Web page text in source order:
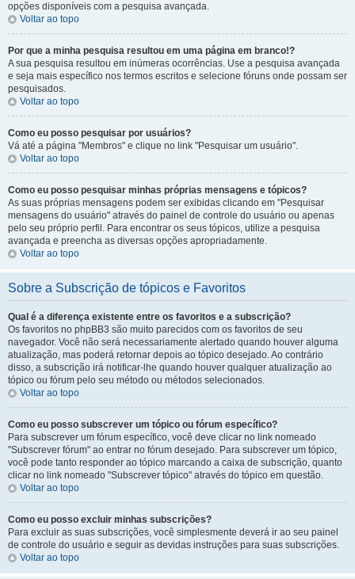
opções disponíveis com a pesquisa avançada.
Voltar ao topo
Por que a minha pesquisa resultou em uma página em branco!?
A sua pesquisa resultou em inúmeras ocorrências. Use a pesquisa avançada
e seja mais específico nos termos escritos e selecione fóruns onde possam ser
pesquisados.
Voltar ao topo
Como eu posso pesquisar por usuários?
Vá até a página "Membros" e clique no link "Pesquisar um usuário".
Voltar ao topo
Como eu posso pesquisar minhas próprias mensagens e tópicos?
As suas próprias mensagens podem ser exibidas clicando em "Pesquisar
mensagens do usuário" através do painel de controle do usuário ou apenas
pelo seu próprio perfil. Para encontrar os seus tópicos, utilize a pesquisa
avançada e preencha as diversas opções apropriadamente.
Voltar ao topo
Sobre a Subscrição de tópicos e Favoritos
Qual é a diferença existente entre os favoritos e a subscrição?
Os favoritos no phpBB3 são muito parecidos com os favoritos de seu
navegador. Você não será necessariamente alertado quando houver alguma
atualização, mas poderá retornar depois ao tópico desejado. Ao contrário
disso, a subscrição irá notificar-lhe quando houver qualquer atualização ao
tópico ou fórum pelo seu método ou métodos selecionados.
Voltar ao topo
Como eu posso subscrever um tópico ou fórum específico?
Para subscrever um fórum específico, você deve clicar no link nomeado
"Subscrever fórum" ao entrar no fórum desejado. Para subscrever um tópico,
você pode tanto responder ao tópico marcando a caixa de subscrição, quanto
clicar no link nomeado "Subscrever tópico" através do tópico em questão.
Voltar ao topo
Como eu posso excluir minhas subscrições?
Para excluir as suas subscrições, você simplesmente deverá ir ao seu painel
de controle do usuário e seguir as devidas instruções para suas subscrições.
Voltar ao topo